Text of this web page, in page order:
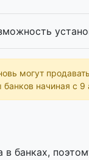
могут
начиная с 9
банках,